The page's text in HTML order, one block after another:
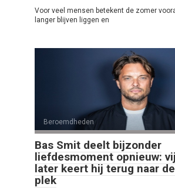
Voor veel mensen betekent de zomer
langer blijven liggen en
Beroemdheden
Bas Smit deelt bijzonder
liefdesmoment opnieuw:
later keert hij terug naar
plek